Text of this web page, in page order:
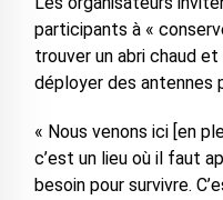
participants à «
trouver un abri chaud
déployer des antennes
« Nous venons ici [en
c’est un lieu où il faut
besoin pour survivre.